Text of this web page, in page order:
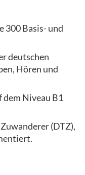
300 Basis- und
deutschen
Hören und
Niveau B1
(DTZ),